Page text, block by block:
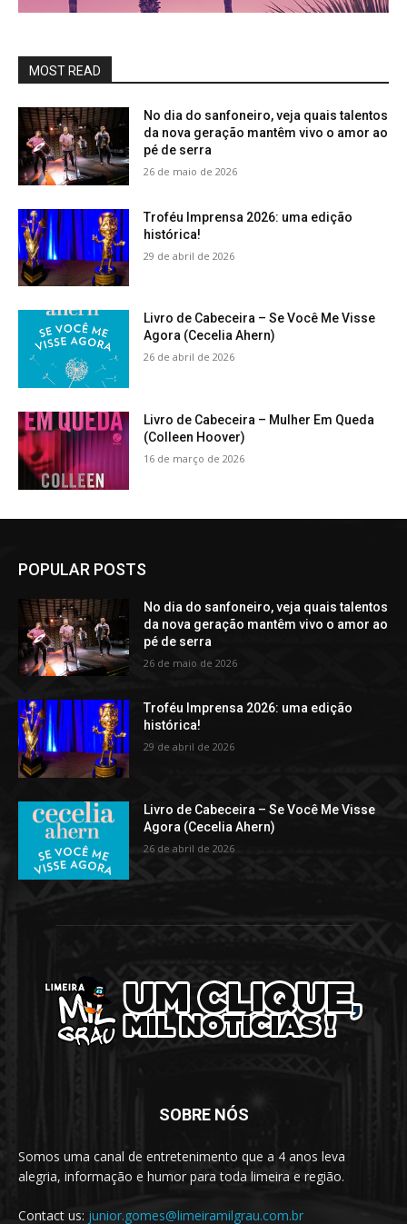
MOST READ
No dia do sanfoneiro, veja quais talentos
da nova geração mantêm vivo o amor ao
pé de serra
26 de maio de 2026
Troféu Imprensa 2026: uma edição
histórica!
29 de abril de 2026
Livro de Cabeceira – Se Você Me Visse
Agora (Cecelia Ahern)
26 de abril de 2026
Livro de Cabeceira – Mulher Em Queda
(Colleen Hoover)
16 de março de 2026
POPULAR POSTS
No dia do sanfoneiro, veja quais talentos
da nova geração mantêm vivo o amor ao
pé de serra
26 de maio de 2026
Troféu Imprensa 2026: uma edição
histórica!
29 de abril de 2026
Livro de Cabeceira – Se Você Me Visse
Agora (Cecelia Ahern)
26 de abril de 2026
SOBRE NÓS
Somos uma canal de entretenimento que a 4 anos leva
alegria, informação e humor para toda limeira e região.
Contact us: junior.gomes@limeiramilgrau.com.br